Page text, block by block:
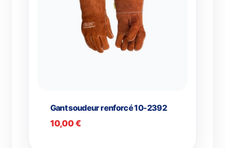
Gant soudeur renforcé 10-2392
10,00€